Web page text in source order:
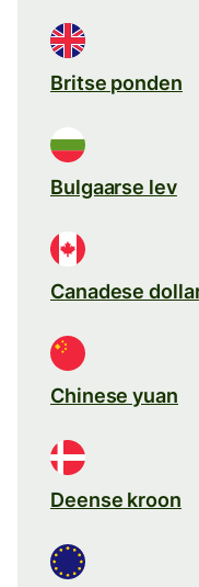
Britse ponden
Bulgaarse lev
Canadese
Chinese yuan
Deense kroon